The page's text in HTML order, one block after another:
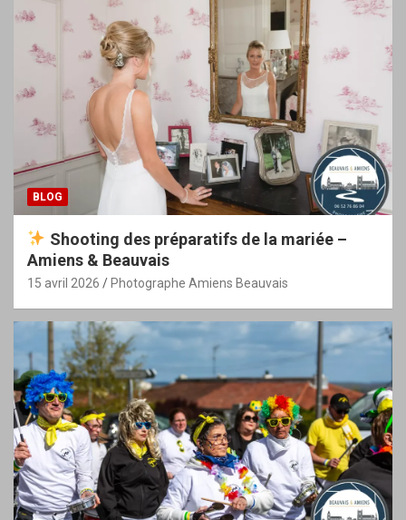
BLOG
Shooting des préparatifs de la mariée –
Amiens & Beauvais
15 avril 2026 Photographe Amiens Beauvais